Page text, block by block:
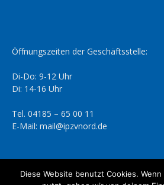
Öffnungszeiten der Geschäftsstelle:
Di-Do: 9-12 Uhr
Di: 14-16 Uhr
Tel. 04185 – 65 00 11
E-Mail: mail@ipzvnord.de
Diese Website benutzt Cookies.